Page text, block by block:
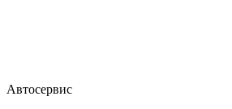
Автосервис